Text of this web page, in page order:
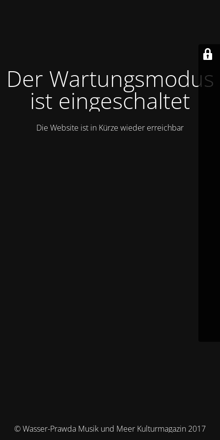
Der Wartungsmodus
ist eingeschaltet
Die Website ist in Kürze wieder erreichbar
© Wasser-Prawda Musik und Meer Kulturmagazin 2017